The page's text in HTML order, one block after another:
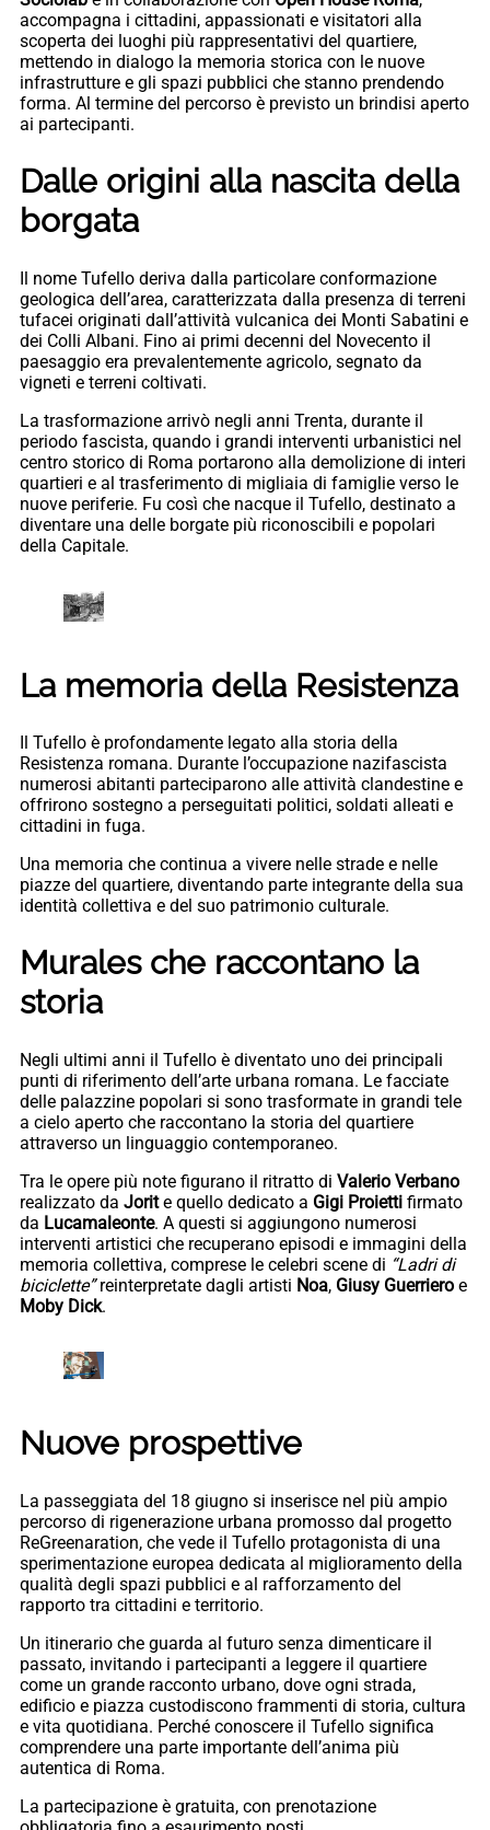
accompagna i cittadini, appassionati e visitatori alla
scoperta dei luoghi più rappresentativi del quartiere,
mettendo in dialogo la memoria storica con le nuove
infrastrutture e gli spazi pubblici che stanno prendendo
forma. Al termine del percorso è previsto un brindisi aperto
ai partecipanti.
Dalle origini alla nascita della
borgata
Il nome Tufello deriva dalla particolare conformazione
geologica dell’area, caratterizzata dalla presenza di terreni
tufacei originati dall’attività vulcanica dei Monti Sabatini e
dei Colli Albani. Fino ai primi decenni del Novecento il
paesaggio era prevalentemente agricolo, segnato da
vigneti e terreni coltivati.
La trasformazione arrivò negli anni Trenta, durante il
periodo fascista, quando i grandi interventi urbanistici nel
centro storico di Roma portarono alla demolizione di interi
quartieri e al trasferimento di migliaia di famiglie verso le
nuove periferie. Fu così che nacque il Tufello, destinato a
diventare una delle borgate più riconoscibili e popolari
della Capitale.
La memoria della Resistenza
Il Tufello è profondamente legato alla storia della
Resistenza romana. Durante l’occupazione nazifascista
numerosi abitanti parteciparono alle attività clandestine e
offrirono sostegno a perseguitati politici, soldati alleati e
cittadini in fuga.
Una memoria che continua a vivere nelle strade e nelle
piazze del quartiere, diventando parte integrante della sua
identità collettiva e del suo patrimonio culturale.
Murales che raccontano la
storia
Negli ultimi anni il Tufello è diventato uno dei principali
punti di riferimento dell’arte urbana romana. Le facciate
delle palazzine popolari si sono trasformate in grandi tele
a cielo aperto che raccontano la storia del quartiere
attraverso un linguaggio contemporaneo.
Tra le opere più note figurano il ritratto di Valerio Verbano
realizzato da Jorite quello dedicato a Gigi Proietti firmato
da Lucamaleonte. A questi si aggiungono numerosi
interventi artistici che recuperano episodi e immagini della
memoria collettiva, comprese le celebri scene di “Ladri di
biciclette”reinterpretate dagli artisti Noa, Giusy Guerriero e
Moby Dick.
Nuove prospettive
La passeggiata del 18 giugno si inserisce nel più ampio
percorso di rigenerazione urbana promosso dal progetto
ReGreenaration, che vede il Tufello protagonista di una
sperimentazione europea dedicata al miglioramento della
qualità degli spazi pubblici e al rafforzamento del
rapporto tra cittadini e territorio.
Un itinerario che guarda al futuro senza dimenticare il
passato, invitando i partecipanti a leggere il quartiere
come un grande racconto urbano, dove ogni strada,
edificio e piazza custodiscono frammenti di storia, cultura
e vita quotidiana. Perché conoscere il Tufello significa
comprendere una parte importante dell’anima più
autentica di Roma.
La partecipazione è gratuita, con prenotazione